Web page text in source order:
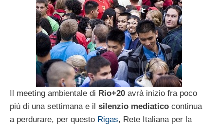
Il meeting ambientale di Rio+20 avrà inizio fra poco
più di una settimana e il silenzio mediatico continua
a perdurare, per questo Rigas, Rete Italiana per la